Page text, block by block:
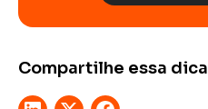
Compartilhe essa dica